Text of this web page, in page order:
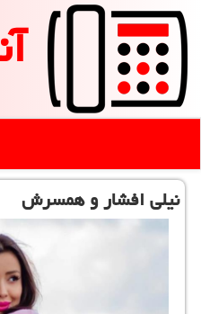
نیلی افشار و همسرش